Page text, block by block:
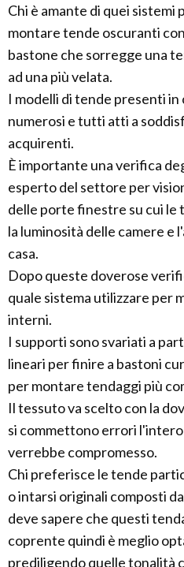
Chi è amante di quei sistemi
montare tende oscuranti
bastone che sorregge una
ad una più velata.
I modelli di tende presenti
numerosi e tutti atti a
acquirenti.
È importante una verifica
esperto del settore per
delle porte finestre su cui le
la luminosità delle camere e
casa.
Dopo queste doverose
quale sistema utilizzare per
interni.
I supporti sono svariati a
lineari per finire a bastoni
per montare tendaggi più
Il tessuto va scelto con la
si commettono errori
verrebbe compromesso.
Chi preferisce le tende
o intarsi originali composti
deve sapere che questi
coprente quindi è meglio
prediligendo quelle tonalità